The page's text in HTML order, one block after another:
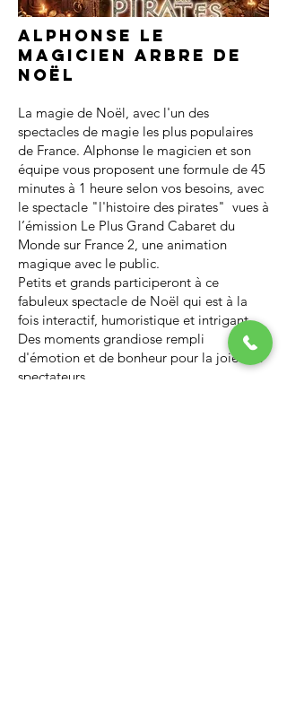
Alphonse le
magicien arbre de
noël
La magie de Noël, avec l'un des
spectacles de magie les plus populaires
de France. Alphonse le magicien et son
équipe vous proposent une formule de 45
minutes à 1 heure selon vos besoins, avec
le spectacle "l'histoire des pirates" vues à
l’émission Le Plus Grand Cabaret du
Monde sur France 2, une animation
magique avec le public.
Petits et grands participeront à ce
fabuleux spectacle de Noël qui est à la
fois interactif, humoristique et intrigant.
Des moments grandiose rempli
d'émotion et de bonheur pour la joie des
spectateurs.